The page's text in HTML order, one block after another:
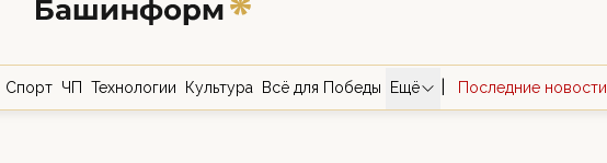
Спорт ЧП Технологии Культура Всё для Победы Ещё Последние новости